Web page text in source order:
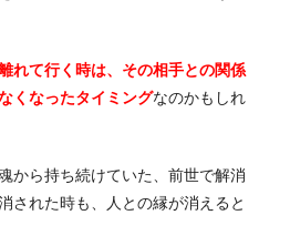
れて行く時は、その相手との関係
くなったタイミングなのかもしれ
から持ち続けていた、前世で解消
された時も、人との縁が消えると